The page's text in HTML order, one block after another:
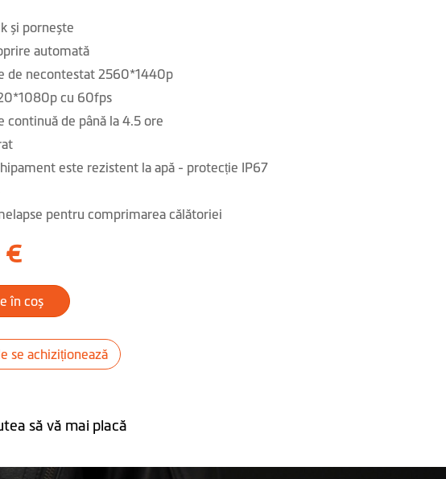
și pornește
automată
de necontestat 2560*1440p
cu 60fps
continuă de până la 4.5 ore
este rezistent la apă - protecție IP67
pentru comprimarea călătoriei
€
în coș
se achiziționează
să vă mai placă